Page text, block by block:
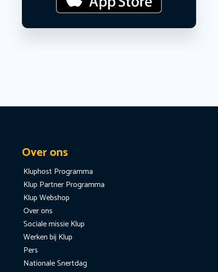
Over ons
Kluphost Programma
Klup Partner Programma
Klup Webshop
Over ons
Sociale missie Klup
Werken bij Klup
Pers
Nationale Snertdag